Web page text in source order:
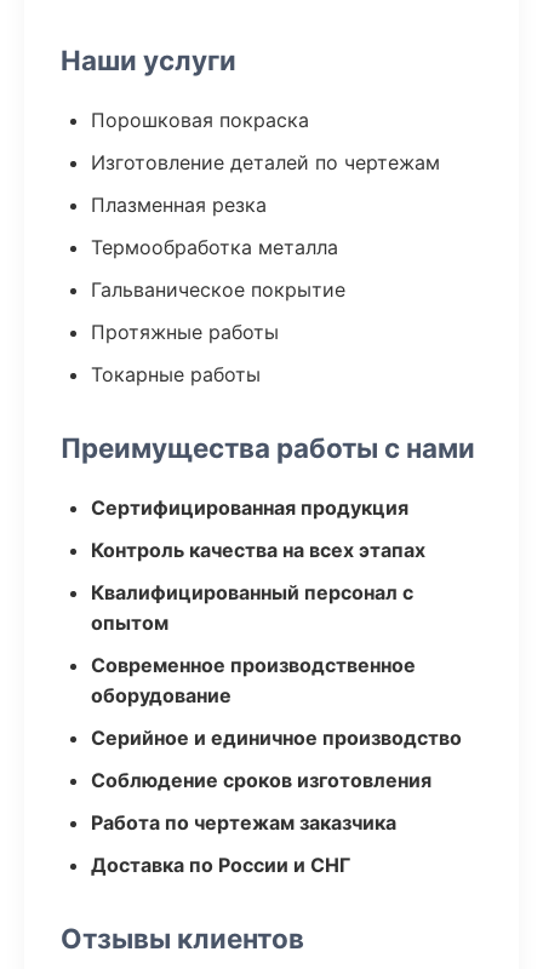
Наши услуги
Порошковая покраска
Изготовление деталей по чертежам
Плазменная резка
Термообработка металла
Гальваническое покрытие
Протяжные работы
Токарные работы
Преимущества работы с нами
Сертифицированная продукция
Контроль качества на всех этапах
Квалифицированный персонал с
опытом
Современное производственное
оборудование
Серийное и единичное производство
Соблюдение сроков изготовления
Работа по чертежам заказчика
Доставка по России и СНГ
Отзывы клиентов